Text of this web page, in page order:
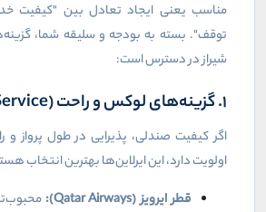
مناسب یعنی ایجاد تعادل بین "کیفیت
توقف". بسته به بودجه و سلیقه شما،
شیراز در دسترس است:
۱. گزینه‌های لوکس و راحت (
اگر کیفیت صندلی، پذیرایی در طول پرواز و
اولویت دارد، این ایرلاین‌ها بهترین انتخاب
قطر ایرویز (Qatar Airways
):